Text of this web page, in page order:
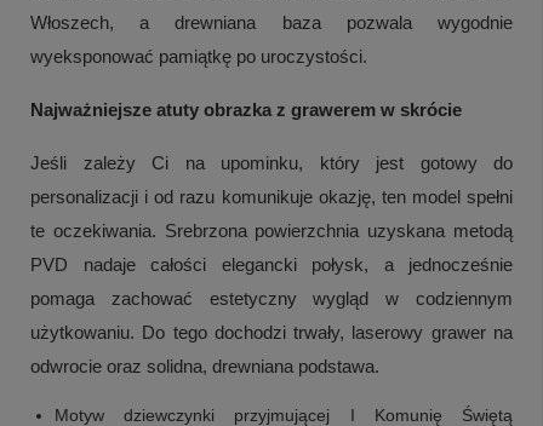
Włoszech, a drewniana baza pozwala wygodnie
wyeksponować pamiątkę po uroczystości.
Najważniejsze atuty obrazka z grawerem w skrócie
Jeśli zależy Ci na upominku, który jest gotowy do
personalizacji i od razu komunikuje okazję, ten model spełni
te oczekiwania. Srebrzona powierzchnia uzyskana metodą
PVD nadaje całości elegancki połysk, a jednocześnie
pomaga zachować estetyczny wygląd w codziennym
użytkowaniu. Do tego dochodzi trwały, laserowy grawer na
odwrocie oraz solidna, drewniana podstawa.
Motyw dziewczynki przyjmującej I Komunię Świętą